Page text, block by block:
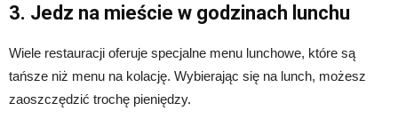
3. Jedz na mieście w godzinach lunchu
Wiele restauracji oferuje specjalne menu lunchowe, które są
tańsze niż menu na kolację. Wybierając się na lunch, możesz
zaoszczędzić trochę pieniędzy.